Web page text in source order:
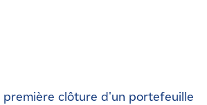
première clôture d'un portefeuille